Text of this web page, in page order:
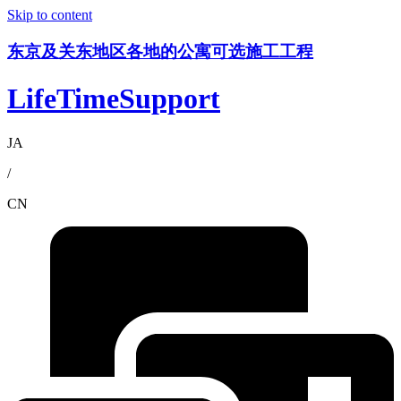
Skip to content
东京及关东地区各地的公寓可选施工工程
LifeTimeSupport
JA
/
CN